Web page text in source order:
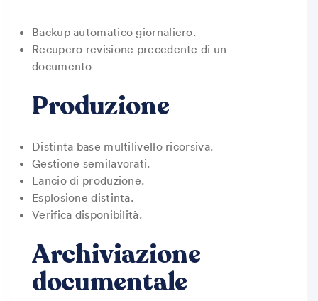
Backup automatico giornaliero.
Recupero revisione precedente di un
documento
Produzione
Distinta base multilivello ricorsiva.
Gestione semilavorati.
Lancio di produzione.
Esplosione distinta.
Verifica disponibilità.
Archiviazione
documentale